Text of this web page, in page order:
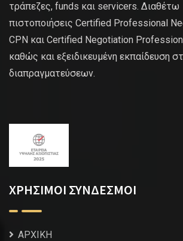
τράπεζες, funds και servicers. Διαθέτω
πιστοποιήσεις Certified Professional
CPN και Certified Negotiation
καθώς και εξειδικευμένη εκπαίδευση
διαπραγματεύσεων.
ΧΡΗΣΙΜΟΙ ΣΥΝΔΕΣΜΟΙ
ΑΡΧΙΚΗ